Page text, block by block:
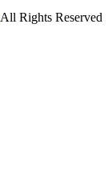
All Rights Reserved